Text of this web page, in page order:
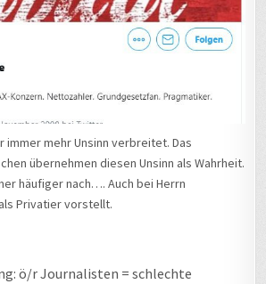
immer mehr Unsinn verbreitet. Das
übernehmen diesen Unsinn als Wahrheit.
häufiger nach…. Auch bei Herrn
Privatier vorstellt.
ö/r Journalisten = schlechte